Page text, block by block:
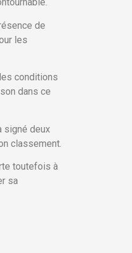
de
les
conditions
dans ce
signé deux
classement.
toutefois à
sa